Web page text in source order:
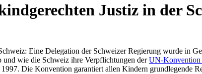
Justiz in der
Eine Delegation der Schweizer Regierung wurde in
und wie die Schweiz ihre Verpflichtungen derUN-Konvention
Die Konvention garantiert allen Kindern grundlegende